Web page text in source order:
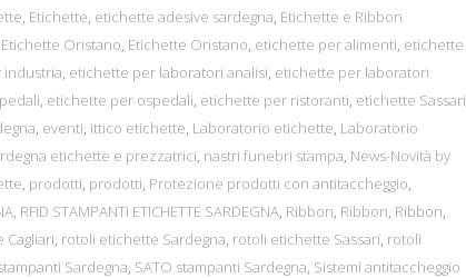
Etichette etichette adesive sardegna Etichette e Ribbon
Etichette Oristano Etichette Oristano etichette per alimenti etichette
etichette per laboratori analisi etichette per laboratori
etichette per ospedali etichette per ristoranti etichette Sassari
eventi ittico etichette Laboratorio etichette Laboratorio
etichette e prezzatrici nastri funebri stampa News-Novità by
prodotti prodotti Protezione prodotti con antitaccheggio
RFID STAMPANTI ETICHETTE SARDEGNA Ribbon Ribbon Ribbon
rotoli etichette Sardegna rotoli etichette Sassari rotoli
Sardegna SATO stampanti Sardegna Sistemi antitaccheggio